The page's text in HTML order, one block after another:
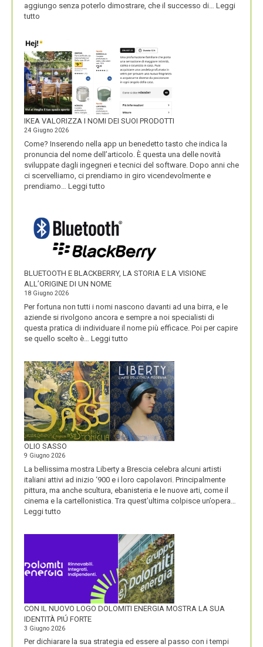
aggiungo senza poterlo dimostrare, che il successo di… Leggi
tutto
IKEA VALORIZZA I NOMI DEI SUOI PRODOTTI
24 Giugno 2026
Come? Inserendo nella app un benedetto tasto che indica la
pronuncia del nome dell’articolo. È questa una delle novità
sviluppate dagli ingegneri e tecnici del software. Dopo anni che
ci scervelliamo, ci prendiamo in giro vicendevolmente e
prendiamo… Leggi tutto
NOMI
DEI
SUOI
PRODOTTI
BLUETOOTH E BLACKBERRY, LA STORIA E LA VISIONE
ALL’ORIGINE DI UN NOME
18 Giugno 2026
Per fortuna non tutti i nomi nascono davanti ad una birra, e le
aziende si rivolgono ancora e sempre a noi specialisti di
questa pratica di individuare il nome più efficace. Poi per capire
se quello scelto è… Leggi tutto
BLACKBERRY,
LA
STORIA
E
LA
VISIONE
ALL’ORIGINE
DI
NOME
OLIO SASSO
9 Giugno 2026
La bellissima mostra Liberty a Brescia celebra alcuni artisti
italiani attivi ad inizio ‘900 e i loro capolavori. Principalmente
pittura, ma anche scultura, ebanisteria e le nuove arti, come il
cinema e la cartellonistica. Tra quest’ultima colpisce un’opera…
Leggi tutto
CON IL NUOVO LOGO DOLOMITI ENERGIA MOSTRA LA SUA
IDENTITÀ PIÚ FORTE
3 Giugno 2026
Per dichiarare la sua strategia ed essere al passo con i tempi